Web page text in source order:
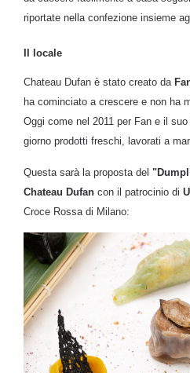
riportate nella confezione insieme
Il locale
Chateau Dufan è stato creato da
ha cominciato a crescere e non ha
Oggi come nel 2011 per Fan e il
giorno prodotti freschi, lavorati a
Questa sarà la proposta del
Chateau Dufan con il patrocinio di
Croce Rossa di Milano: